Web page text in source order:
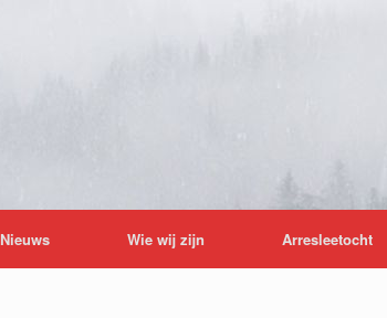
Nieuws Wie wij zijn Arresleetocht